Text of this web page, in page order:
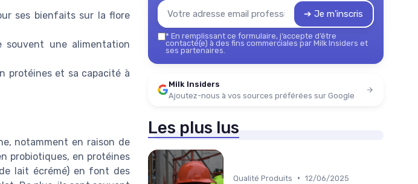
ses bienfaits sur la flore
souvent une alimentation
protéines et sa capacité à
notamment en raison de
probiotiques, en protéines
lait écrémé) en font des
➔ Je m'inscris
* En remplissant ce formulaire, j’accepte d’être
contacté(e) à des fins commerciales par Milk Insiders et
ses partenaires.
Milk Insiders
Ajoutez-nous à vos sources préférées sur Google
Les plus lus
Qualité Produits • 12/06/2025